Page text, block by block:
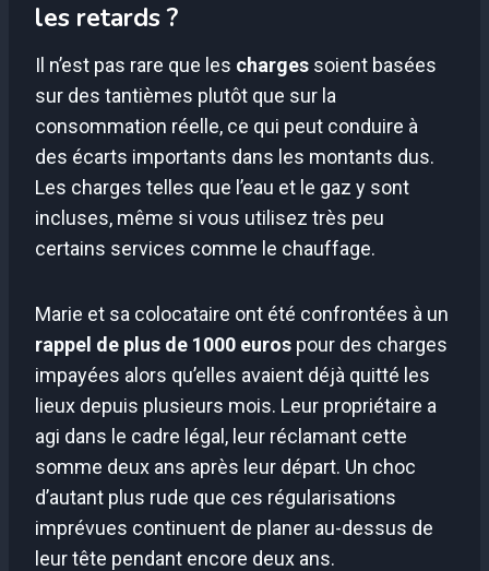
les retards ?
Il n’est pas rare que les charges soient basées
sur des tantièmes plutôt que sur la
consommation réelle, ce qui peut conduire à
des écarts importants dans les montants dus.
Les charges telles que l’eau et le gaz y sont
incluses, même si vous utilisez très peu
certains services comme le chauffage.
Marie et sa colocataire ont été confrontées à un
rappel de plus de 1000 euros pour des charges
impayées alors qu’elles avaient déjà quitté les
lieux depuis plusieurs mois. Leur propriétaire a
agi dans le cadre légal, leur réclamant cette
somme deux ans après leur départ. Un choc
d’autant plus rude que ces régularisations
imprévues continuent de planer au-dessus de
leur tête pendant encore deux ans.